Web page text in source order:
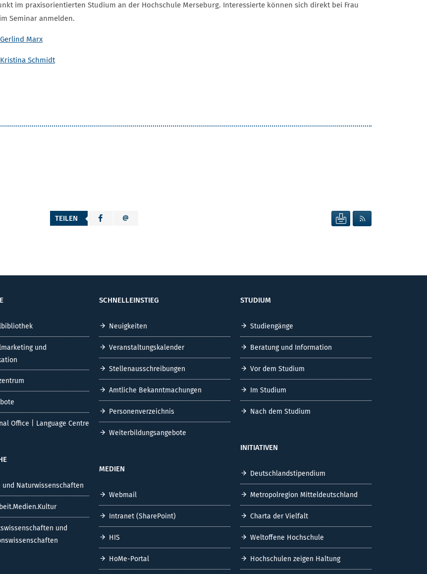
im praxisorientierten Studium an der Hochschule Merseburg. Interessierte können sich direkt bei Frau
Seminar anmelden.
Marx
Schmidt
TEILEN SEITE DRUCKEN
und
Office | Language Centre
und Naturwissenschaften
und
SCHNELLEINSTIEG
Neuigkeiten
Veranstaltungskalender
Stellenausschreibungen
Amtliche Bekanntmachungen
Personenverzeichnis
Weiterbildungsangebote
MEDIEN
Webmail
Intranet (SharePoint)
HIS
HoMe-Portal
STUDIUM
Studiengänge
Beratung und Information
Vor dem Studium
Im Studium
Nach dem Studium
INITIATIVEN
Deutschlandstipendium
Metropolregion Mitteldeutschland
Charta der Vielfalt
Weltoffene Hochschule
Hochschulen zeigen Haltung